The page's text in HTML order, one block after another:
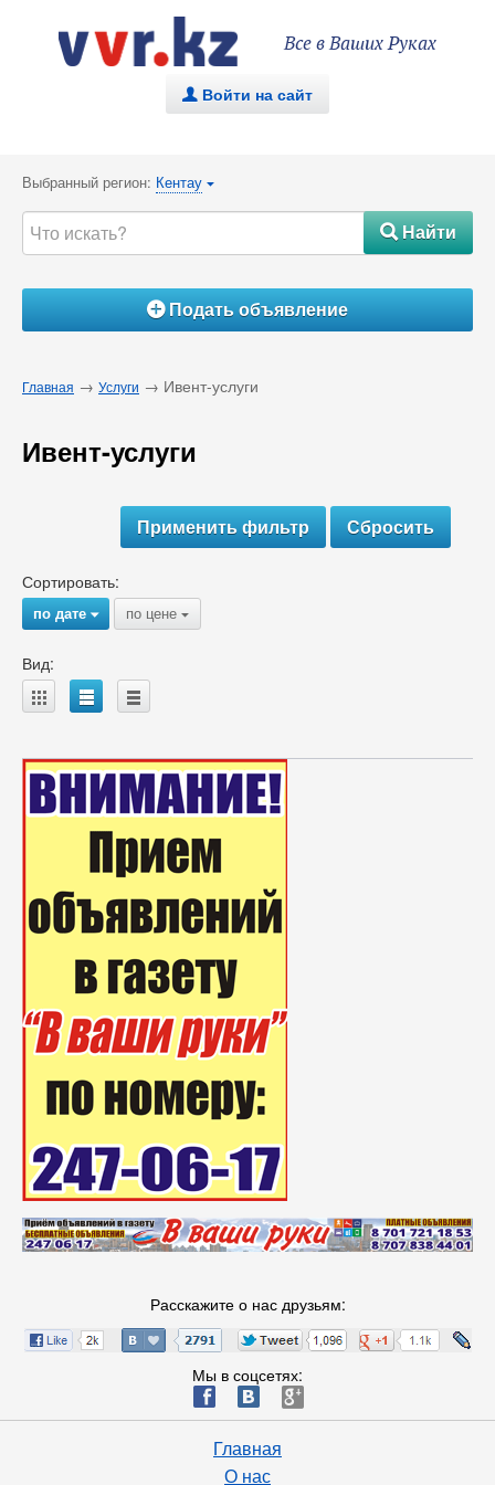
Все в Ваших Руках
. Войти на сайт
Выбранный регион: Кентау {
#Найти
ÁПодать объявление
Главная → Услуги → Ивент-услуги
Ивент-услуги
Сортировать:
по дате{ по цене {
Вид:
A B C
Расскажите о нас друзьям:
Мы в соцсетях:
ä æ è
Главная
О нас